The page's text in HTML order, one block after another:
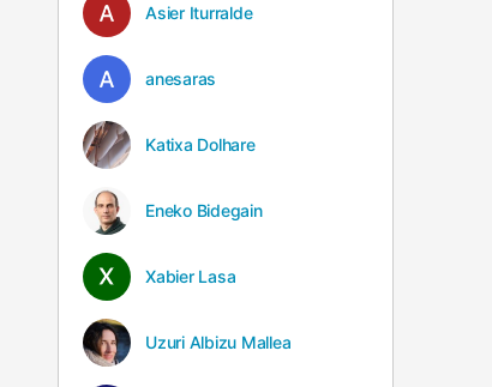
Asier Iturralde
anesaras
Katixa Dolhare
Eneko Bidegain
Xabier Lasa
Uzuri Albizu Mallea